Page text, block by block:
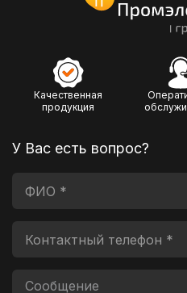
Качественная
продукция
У Вас есть вопрос?